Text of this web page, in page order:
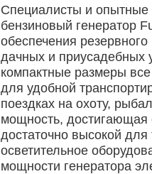
Специалисты и опытные
бензиновый генератор
обеспечения
дачных и приусадебных
компактные размеры
для удобной
поездках на охоту,
мощность, достигающая
достаточно высокой для
осветительное
мощности генератора